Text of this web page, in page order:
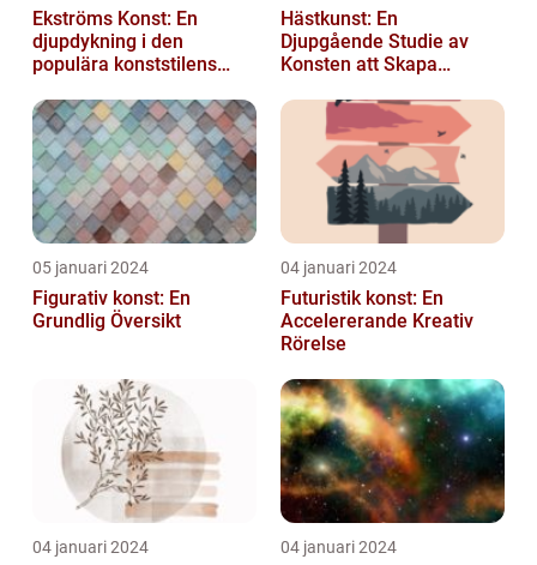
Ekströms Konst: En
djupdykning i den
populära konststilens
Hästkunst: En
Djupgående Studie av
Konsten att Skapa
05 januari 2024
Figurativ konst: En
Grundlig Översikt
04 januari 2024
Futuristik konst: En
Accelererande Kreativ
Rörelse
04 januari 2024 04 januari 2024